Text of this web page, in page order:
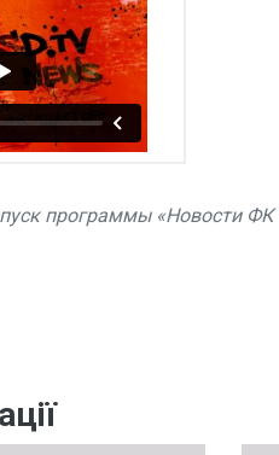
программы «Новости ФК